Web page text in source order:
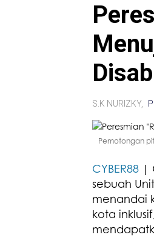
S.K NURIZKY,
Pemotongan
CYBER88 |
sebuah
menandai
kota